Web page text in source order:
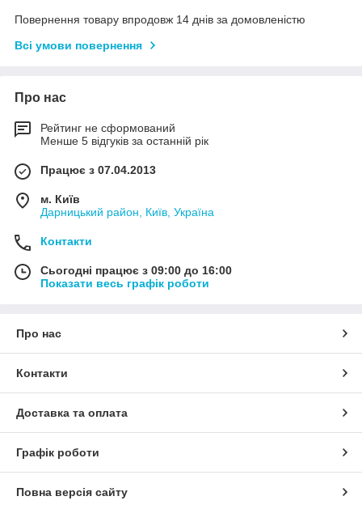
Повернення товару впродовж 14 днів за домовленістю
Всі умови повернення
Про нас
Рейтинг не сформований
Менше 5 відгуків за останній рік
Працює з 07.04.2013
м. Київ
Дарницький район, Київ, Україна
Контакти
Сьогодні працює з 09:00 до 16:00
Показати весь графік роботи
Про нас
Контакти
Доставка та оплата
Графік роботи
Повна версія сайту